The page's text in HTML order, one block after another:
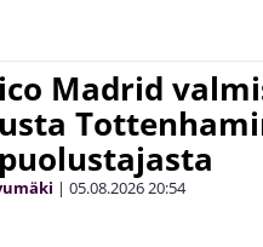
Madrid
| 05.08.202620:54